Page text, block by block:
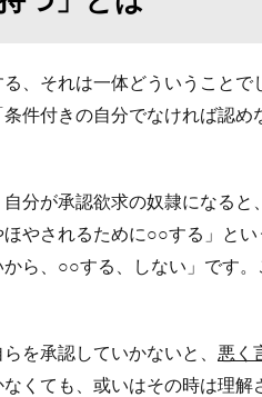
、それは一体どういうことで
件付きの自分でなければ認め
分が承認欲求の奴隷になると
やされるために○○する」とい
ら、○○する、しない」です
を承認していかないと、 悪く
くても、或いはその時は理解